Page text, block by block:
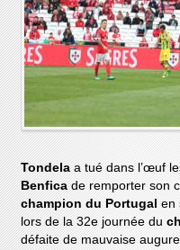
Tondelaa tué dans l’œuf
Benficade remporter son
champion du Portugal en
lors de la 32e journée du
défaite de mauvaise